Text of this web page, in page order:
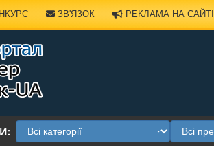
ЗВ'ЯЗОК РЕКЛАМА НА САЙТІ